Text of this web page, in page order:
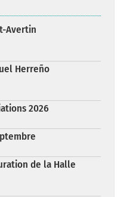
Avertin
Herreño
2026
de la Halle